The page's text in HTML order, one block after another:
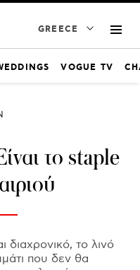
GREECE
VOGUE TV
το staple
το λινό
που δεν θα